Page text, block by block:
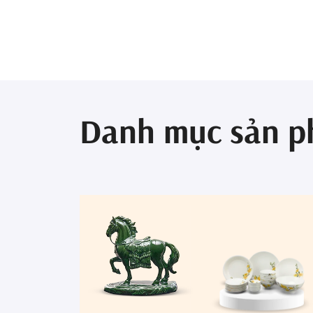
Danh mục sản